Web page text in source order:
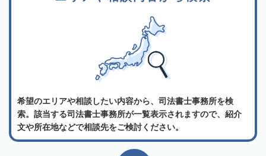
希望のエリアや相談したい内容から、司法書士事務所を検
索。該当する司法書士事務所が一覧表示されますので、紹介
文や所在地などで相談先をご検討ください。